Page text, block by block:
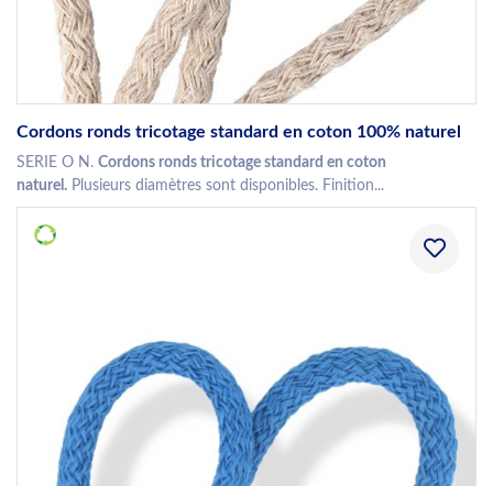
Cordons ronds tricotage standard en coton 100% naturel
SERIE O N. Cordons ronds tricotage standard en coton
naturel. Plusieurs diamètres sont disponibles. Finition...